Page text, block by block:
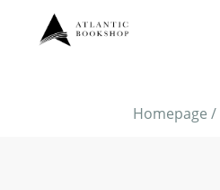
Homepage /